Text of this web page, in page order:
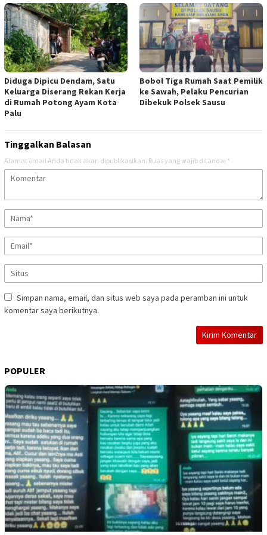
Diduga Dipicu Dendam, Satu
Keluarga Diserang Rekan Kerja
di Rumah Potong Ayam Kota
Palu
Bobol Tiga Rumah Saat Pemilik
ke Sawah, Pelaku Pencurian
Dibekuk Polsek Sausu
Tinggalkan Balasan
Alamat email Anda tidak akan dipublikasikan. Ruas yang wajib ditandai *
Simpan nama, email, dan situs web saya pada peramban ini untuk
komentar saya berikutnya.
POPULER